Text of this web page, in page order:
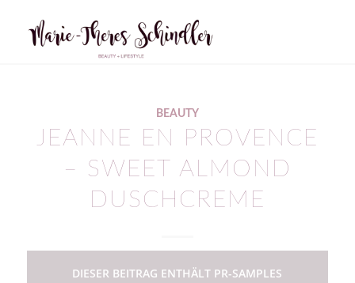
BEAUTY
JEANNE EN PROVENCE
– SWEET ALMOND
DUSCHCREME
DIESER BEITRAG ENTHÄLT PR-SAMPLES